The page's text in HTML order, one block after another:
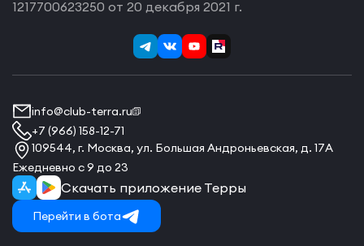
1217700623250 от 20 декабря 2021 г.
info@club-terra.ru
+7 (966) 158-12-71
109544, г. Москва, ул. Большая Андроньевская, д. 17А
Ежедневно с 9 до 23
Скачать приложение Терры
Перейти в бота